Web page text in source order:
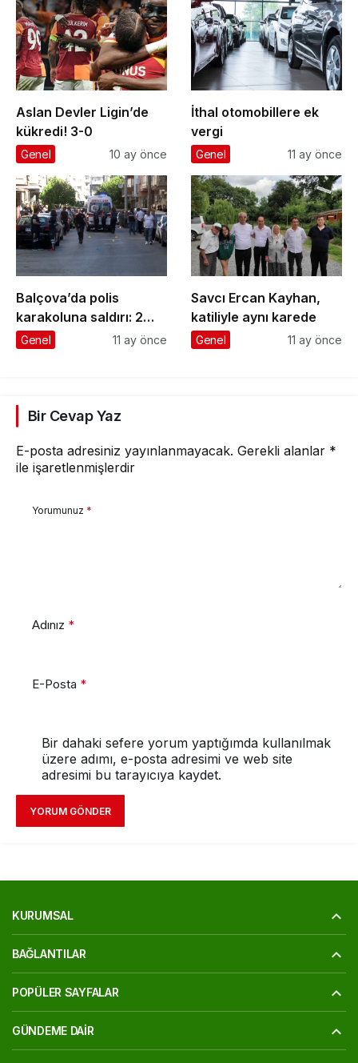
Aslan Devler Ligin’de
kükredi! 3-0
Genel 10 ay önce
İthal otomobillere ek
vergi
Genel 11 ay önce
Balçova’da polis
karakoluna saldırı: 2
şehit, 1 yaralı
Genel 11 ay önce
Savcı Ercan Kayhan,
katiliyle aynı karede
Genel 11 ay önce
Bir Cevap Yaz
E-posta adresiniz yayınlanmayacak. Gerekli alanlar *
ile işaretlenmişlerdir
Yorumunuz *
Adınız *
E-Posta *
Bir dahaki sefere yorum yaptığımda kullanılmak
üzere adımı, e-posta adresimi ve web site
adresimi bu tarayıcıya kaydet.
YORUM GÖNDER
KURUMSAL
BAĞLANTILAR
POPÜLER SAYFALAR
GÜNDEME DAIR